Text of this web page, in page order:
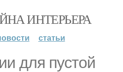
ИНТЕРЬЕРА
статьи
для пустой